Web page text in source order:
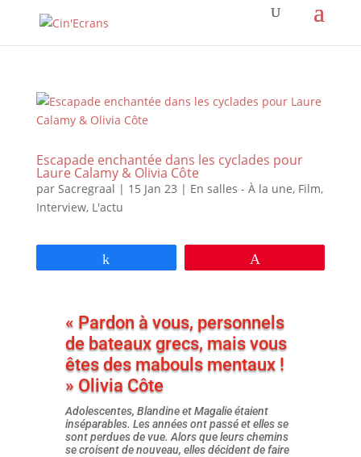
Escapade enchantée dans les cyclades pour
Laure Calamy & Olivia Côte
par Sacregraal | 15 Jan 23 | En salles - À la une, Film,
Interview, L'actu
« Pardon à vous, personnels
de bateaux grecs, mais vous
êtes des mabouls mentaux !
» Olivia Côte
Adolescentes, Blandine et Magalie étaient
inséparables. Les années ont passé et elles se
sont perdues de vue. Alors que leurs chemins
se croisent de nouveau, elles décident de faire